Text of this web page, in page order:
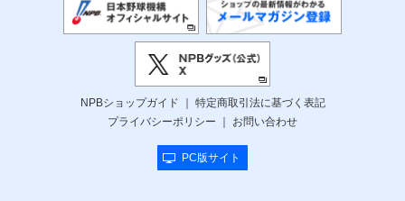
NPBショップガイド
特定商取引法に基づく表記
プライバシーポリシー
お問い合わせ
PC版サイト